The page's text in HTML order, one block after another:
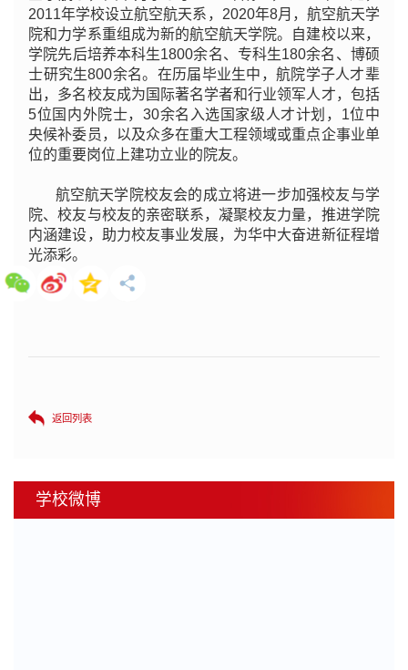
2011年学校设立航空航天系，2020年8月，航空航天学
院和力学系重组成为新的航空航天学院。自建校以来，
学院先后培养本科生1800余名、专科生180余名、博硕
士研究生800余名。在历届毕业生中，航院学子人才辈
出，多名校友成为国际著名学者和行业领军人才，包括
5位国内外院士，30余名入选国家级人才计划，1位中
央候补委员，以及众多在重大工程领域或重点企事业单
位的重要岗位上建功立业的院友。
航空航天学院校友会的成立将进一步加强校友与学
院、校友与校友的亲密联系，凝聚校友力量，推进学院
内涵建设，助力校友事业发展，为华中大奋进新征程增
光添彩。
返回列表
学校微博